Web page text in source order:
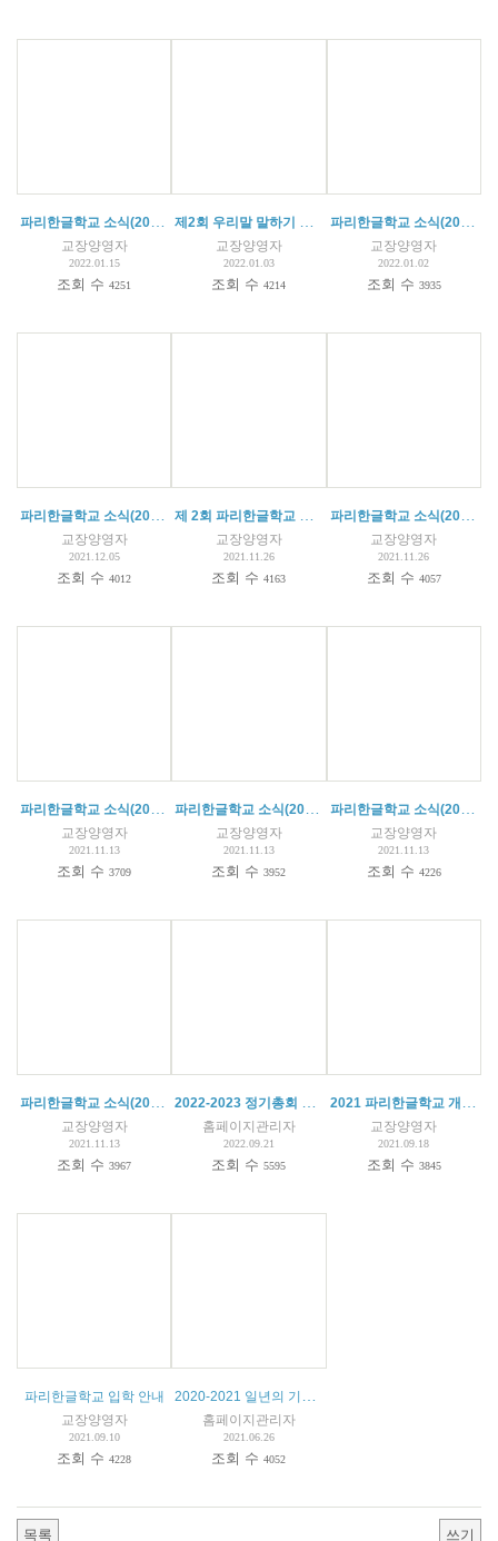
교장양영자
2022.01.15
조회 수4251
교장양영자
2022.01.03
조회 수4214
파리한글학교 소식(2022.01.02)
교장양영자
2022.01.02
조회 수 3935
교장양영자
2021.12.05
조회 수4012
교장양영자
2021.11.26
조회 수4163
파리한글학교 소식(2021.11.26)
교장양영자
2021.11.26
조회 수 4057
교장양영자
2021.11.13
조회 수3709
교장양영자
2021.11.13
조회 수3952
파리한글학교 소식(2021.10.08)
교장양영자
2021.11.13
조회 수 4226
교장양영자
2021.11.13
조회 수3967
홈페이지관리자
2022.09.21
조회 수5595
교장양영자
2021.09.18
조회 수 3845
파리한글학교 입학 안내
교장양영자
2021.09.10
조회 수4228
홈페이지관리자
2021.06.26
조회 수4052
목록 쓰기